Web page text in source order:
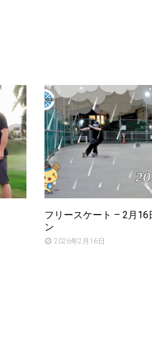
フリースケート – 2月16
ン
2026年2月16日